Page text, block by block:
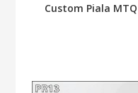
Custom Piala MTQ